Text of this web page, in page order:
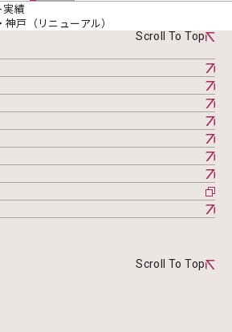
実績
戸（リニューアル）
Scroll To Top
Scroll To Top